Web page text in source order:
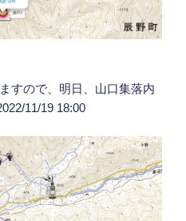
すので、明日、山口集落内
11/19 18:00